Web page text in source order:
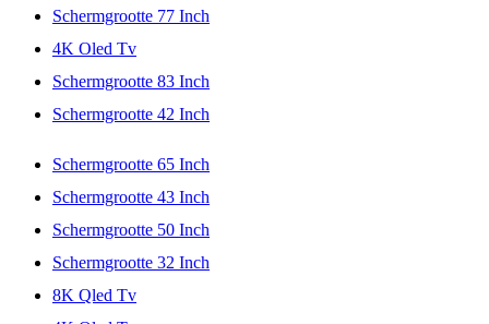
Schermgrootte 77 Inch
4K Oled Tv
Schermgrootte 83 Inch
Schermgrootte 42 Inch
Schermgrootte 65 Inch
Schermgrootte 43 Inch
Schermgrootte 50 Inch
Schermgrootte 32 Inch
8K Qled Tv